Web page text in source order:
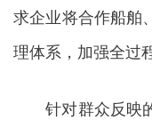
求企业将合作船舶
理体系，加强全过
针对群众反映的